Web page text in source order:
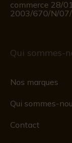
commerce 28/
2003/670/N/
Qui sommes-
Nos marques
Qui sommes-
Contact